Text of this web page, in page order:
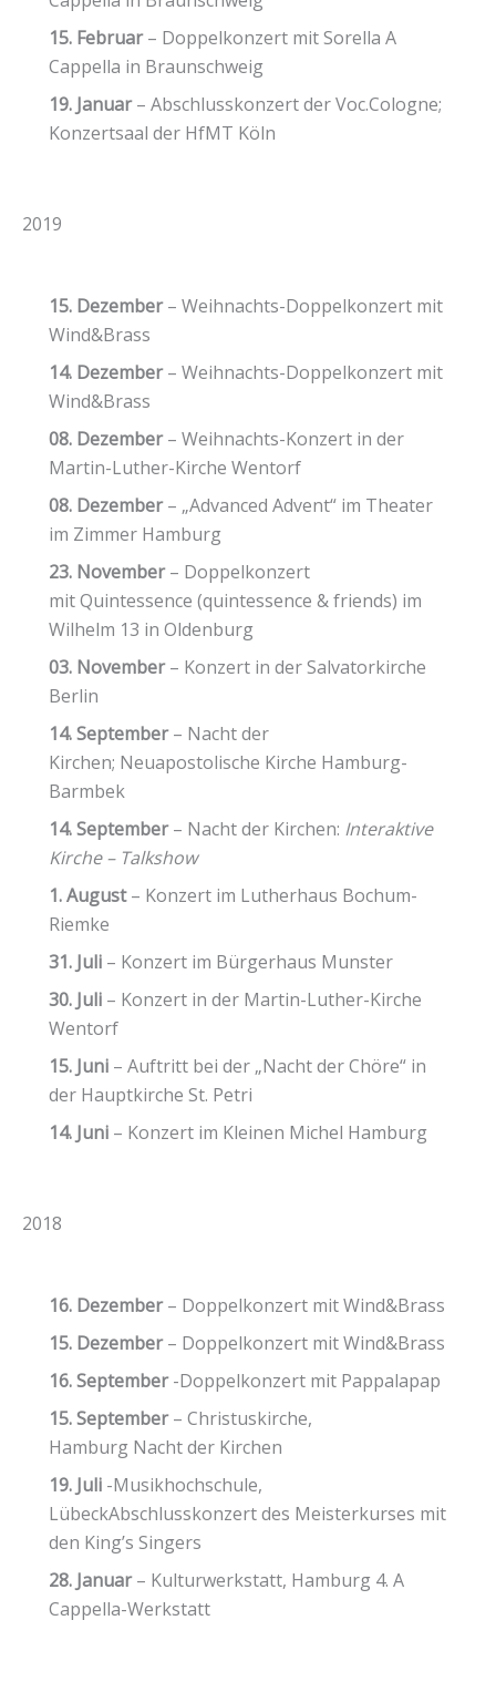
15. Februar– Doppelkonzert mit Sorella A
Cappella in Braunschweig
19. Januar– Abschlusskonzert der Voc.Cologne;
Konzertsaal der HfMT Köln
2019
15. Dezember– Weihnachts-Doppelkonzert mit
Wind&Brass
14. Dezember– Weihnachts-Doppelkonzert mit
Wind&Brass
08. Dezember– Weihnachts-Konzert in der
Martin-Luther-Kirche Wentorf
08. Dezember– „Advanced Advent“ im Theater
im Zimmer Hamburg
23. November– Doppelkonzert
mit Quintessence (quintessence & friends) im
Wilhelm 13 in Oldenburg
03. November– Konzert in der Salvatorkirche
Berlin
14. September– Nacht der
Kirchen; Neuapostolische Kirche Hamburg-
Barmbek
14. September– Nacht der Kirchen: Interaktive
Kirche – Talkshow
1. August– Konzert im Lutherhaus Bochum-
Riemke
31. Juli – Konzert im Bürgerhaus Munster
30. Juli – Konzert in der Martin-Luther-Kirche
Wentorf
15. Juni – Auftritt bei der „Nacht der Chöre“ in
der Hauptkirche St. Petri
14. Juni – Konzert im Kleinen Michel Hamburg
2018
16. Dezember– Doppelkonzert mit Wind&Brass
15. Dezember– Doppelkonzert mit Wind&Brass
16. September-Doppelkonzert mit Pappalapap
15. September– Christuskirche,
Hamburg Nacht der Kirchen
19. Juli -Musikhochschule,
LübeckAbschlusskonzert des Meisterkurses mit
den King’s Singers
28. Januar– Kulturwerkstatt, Hamburg 4. A
Cappella-Werkstatt